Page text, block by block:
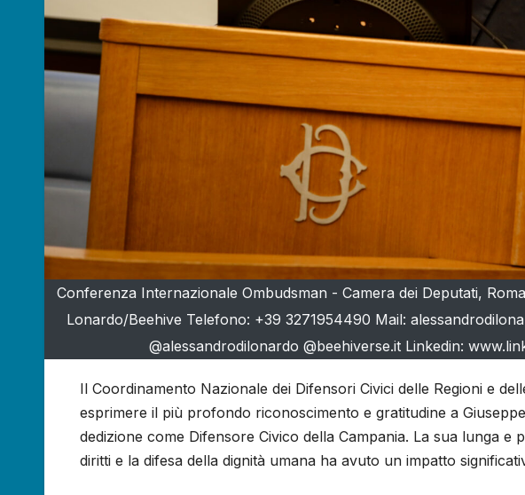
Conferenza Internazionale Ombudsman - Camera dei Deputati,
Lonardo/Beehive Telefono: +39 3271954490 Mail:
@alessandrodilonardo @beehiverse.it Linkedin:
Il Coordinamento Nazionale dei Difensori Civici delle Regioni e
esprimere il più profondo riconoscimento e gratitudine a
dedizione come Difensore Civico della Campania. La sua lunga e
diritti e la difesa della dignità umana ha avuto un impatto